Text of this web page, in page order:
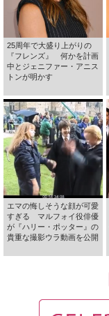
25周年で大盛り上がりの
『フレンズ』 何かを計画
中とジェニファー・アニス
トンが明かす
エマの悔しそうな顔が可愛
すぎる マルフォイ役俳優
が『ハリー・ポッター』の
貴重な撮影ウラ動画を公開